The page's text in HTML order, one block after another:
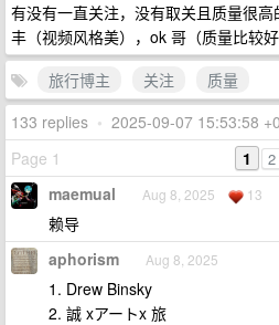
有没有一直关注，没有取关且质量很
丰（视频风格美），ok 哥（质量比较
旅行博主
关注
质量
133 replies • 2025-09-07 15:53:58
Page 1
1 2
maemual Aug 8, 2025 13
赖导
aphorism Aug 8, 2025
1. Drew Binsky
2. 誠 xアートx 旅